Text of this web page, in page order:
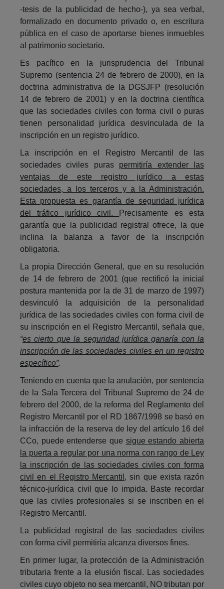
-tesis de la publicidad de hecho-), ya sea verbal,
formalizado en documento privado o, en escritura
pública en el caso de aportarse bienes inmuebles
al patrimonio societario.
Es pacífico en la jurisprudencia del Tribunal
Supremo (sentencia 24 de febrero de 2000), en la
doctrina administrativa de la DGSJFP (resolución
14 de febrero de 2001) y en la doctrina científica
que las sociedades civiles con forma civil o puras
tienen personalidad jurídica desvinculada de la
inscripción en un registro jurídico.
La inscripción en el Registro Mercantil de las
sociedades civiles puras permitiría extender las
ventajas de este registro jurídico a estas
sociedades, a los terceros y a la Administración.
Esta propuesta es garantía de seguridad jurídica
del tráfico jurídico civil.
Precisamente es esta
garantía que la publicidad registral ofrece, la que
inclina la balanza a favor de la inscripción
obligatoria.
La propia Dirección General, que en su resolución
de 14 de febrero de 2001 (que rectificó la inicial
postura mantenida por la de 31 de marzo de 1997)
desvinculó la adquisición de la personalidad
jurídica de las sociedades civiles con forma civil de
su inscripción en el Registro Mercantil, señala que,
“es cierto que la seguridad jurídica ganaría con la
inscripción de las sociedades civiles en un registro
específico”.
Teniendo en cuenta que la anulación, por sentencia
de la Sala Tercera del Tribunal Supremo de 24 de
febrero del 2000, de la reforma del Reglamento del
Registro Mercantil por el RD 1867/1998 se basó en
la infracción de la reserva de ley del artículo 16 del
CCo, puede entenderse que sigue estando abierta
la puerta a regular por una norma con rango de Ley
la inscripción de las sociedades civiles con forma
civil en el Registro Mercantil , sin que exista razón
técnico-jurídica civil que lo impida. Baste recordar
que las civiles profesionales si se inscriben en el
Registro Mercantil.
La publicidad registral de las sociedades civiles
con forma civil permitiría alcanza diversos fines.
En primer lugar, la protección de la Administración
tributaria frente a la elusión fiscal. Las sociedades
civiles cuyo objeto no sea mercantil, NO tributan por